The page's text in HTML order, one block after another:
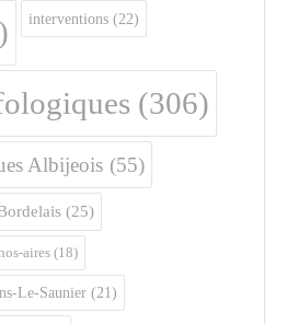
interventions (22)
(306)
Albijeois (55)
(25)
aires (18)
Le-Saunier (21)